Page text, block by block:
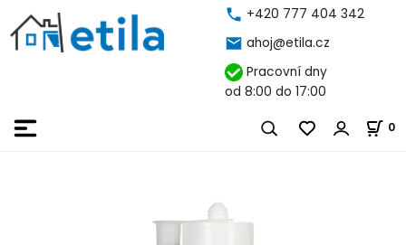
+420 777 404 342
ahoj@etila.cz
Pracovní dny
od 8:00 do 17:00
0